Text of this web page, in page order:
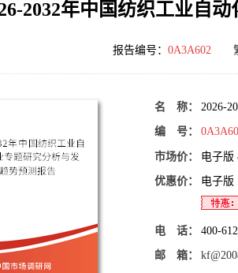
2032年中国纺织工业自
报告编号： 0A3A602
名 称： 2026-
编 号：
市场价： 电子版
优惠价： 电子版
电 话： 400-
邮 箱：